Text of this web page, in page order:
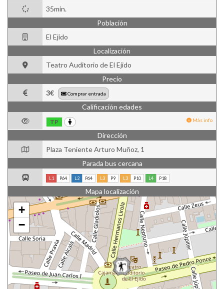
35min.
Población
El Ejido
Localización
Teatro Auditorio de El Ejido
Precio
3€
Comprar entrada
Calificación edades
TP Más info
Dirección
Plaza Teniente Arturo Muñoz, 1
Parada bus cercana
L1 P64 L2 P64 L3 P9 L3 P10 L4 P18
Mapa localización
+
−